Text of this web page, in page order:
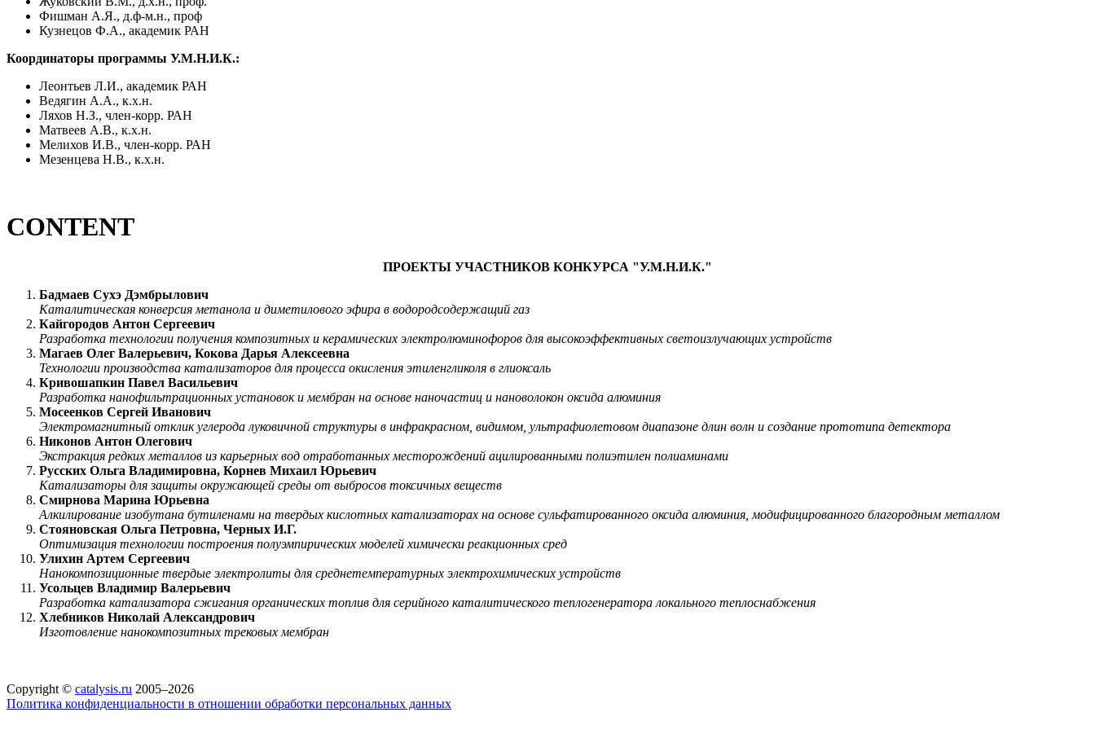
Фишман А.Я., д.ф-м.н., проф
Кузнецов Ф.А., академик РАН
Координаторы программы У.М.Н.И.К.:
Леонтьев Л.И., академик РАН
Ведягин А.А., к.х.н.
Ляхов Н.З., член-корр. РАН
Матвеев А.В., к.х.н.
Мелихов И.В., член-корр. РАН
Мезенцева Н.В., к.х.н.
CONTENT
ПРОЕКТЫ УЧАСТНИКОВ КОНКУРСА "У.М.Н.И.К."
Бадмаев Сухэ Дэмбрылович
Каталитическая конверсия метанола и диметилового эфира в водородсодержащий газ
Кайгородов Антон Сергеевич
Разработка технологии получения композитных и керамических электролюминофоров для высокоэффективных светоизлучающих устройств
Магаев Олег Валерьевич, Кокова Дарья Алексеевна
Технологии производства катализаторов для процесса окисления этиленгликоля в глиоксаль
Кривошапкин Павел Васильевич
Разработка нанофильтрационных установок и мембран на основе наночастиц и нановолокон оксида алюминия
Мосеенков Сергей Иванович
Электромагнитный отклик углерода луковичной структуры в инфракрасном, видимом, ультрафиолетовом диапазоне длин волн и создание прототипа детектора
Никонов Антон Олегович
Экстракция редких металлов из карьерных вод отработанных месторождений ацилированными полиэтилен полиаминами
Русских Ольга Владимировна, Корнев Михаил Юрьевич
Катализаторы для защиты окружающей среды от выбросов токсичных веществ
Смирнова Марина Юрьевна
Алкилирование изобутана бутиленами на твердых кислотных катализаторах на основе сульфатированного оксида алюминия, модифицированного благородным металлом
Стояновская Ольга Петровна, Черных И.Г.
Оптимизация технологии построения полуэмпирических моделей химически реакционных сред
Улихин Артем Сергеевич
Нанокомпозиционные твердые электролиты для среднетемпературных электрохимических устройств
Усольцев Владимир Валерьевич
Разработка катализатора сжигания органических топлив для серийного каталитического теплогенератора локального теплоснабжения
Хлебников Николай Александрович
Изготовление нанокомпозитных трековых мембран
Copyright © catalysis.ru 2005–2026
Политика конфиденциальности в отношении обработки персональных данных